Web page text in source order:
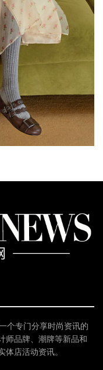
个专门分享时尚资讯的
师品牌、潮牌等新品和
店活动资讯。